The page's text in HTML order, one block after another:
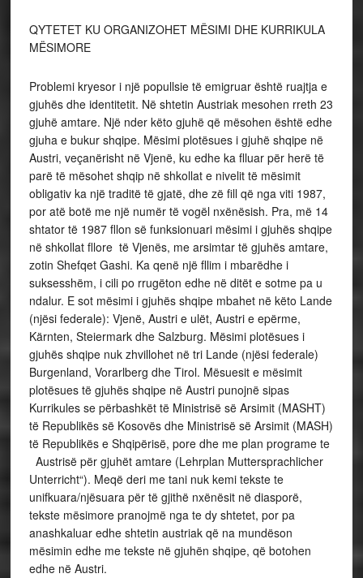
QYTETET KU ORGANIZOHET MËSIMI DHE KURRIKULA
MËSIMORE
Problemi kryesor i një popullsie të emigruar është ruajtja e
gjuhës dhe identitetit. Në shtetin Austriak mesohen rreth 23
gjuhë amtare. Një nder këto gjuhë që mësohen është edhe
gjuha e bukur shqipe. Mësimi plotësues i gjuhë shqipe në
Austri, veçanërisht në Vjenë, ku edhe ka flluar për herë të
parë të mësohet shqip në shkollat e nivelit të mësimit
obligativ ka një traditë të gjatë, dhe zë fill që nga viti 1987,
por atë botë me një numër të vogël nxënësish. Pra, më 14
shtator të 1987 fllon së funksionuari mësimi i gjuhës shqipe
në shkollat fllore të Vjenës, me arsimtar të gjuhës amtare,
zotin Shefqet Gashi. Ka qenë një fllim i mbarëdhe i
suksesshëm, i cili po rrugëton edhe në ditët e sotme pa u
ndalur. E sot mësimi i gjuhës shqipe mbahet në këto Lande
(njësi federale): Vjenë, Austri e ulët, Austri e epërme,
Kärnten, Steiermark dhe Salzburg. Mësimi plotësues i
gjuhës shqipe nuk zhvillohet në tri Lande (njësi federale)
Burgenland, Vorarlberg dhe Tirol. Mësuesit e mësimit
plotësues të gjuhës shqipe në Austri punojnë sipas
Kurrikules se përbashkët të Ministrisë së Arsimit (MASHT)
të Republikës së Kosovës dhe Ministrisë së Arsimit (MASH)
të Republikës e Shqipërisë, pore dhe me plan programe te
Austrisë për gjuhët amtare (Lehrplan Muttersprachlicher
Unterricht“). Meqë deri me tani nuk kemi tekste te
unifkuara/njësuara për të gjithë nxënësit në diasporë,
tekste mësimore pranojmë nga te dy shtetet, por pa
anashkaluar edhe shtetin austriak që na mundëson
mësimin edhe me tekste në gjuhën shqipe, që botohen
edhe në Austri.